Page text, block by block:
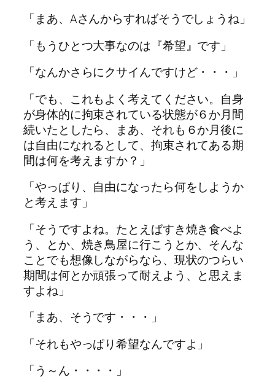
「まあ、Aさんからすればそうでしょうね」
「もうひとつ大事なのは『希望』です」
「なんかさらにクサイんですけど・・・」
「でも、これもよく考えてください。自身
が身体的に拘束されている状態が６か月間
続いたとしたら、まあ、それも６か月後に
は自由になれるとして、拘束されてある期
間は何を考えますか？」
「やっぱり、自由になったら何をしようか
と考えます」
「そうですよね。たとえばすき焼き食べよ
う、とか、焼き鳥屋に行こうとか、そんな
ことでも想像しながらなら、現状のつらい
期間は何とか頑張って耐えよう、と思えま
すよね」
「まあ、そうです・・・」
「それもやっぱり希望なんですよ」
「う～ん・・・・」